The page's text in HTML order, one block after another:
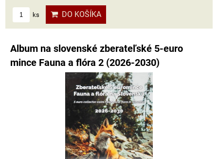
ks DO KOŠÍKA
Album na slovenské zberateľské 5-euro
mince Fauna a flóra 2 (2026-2030)